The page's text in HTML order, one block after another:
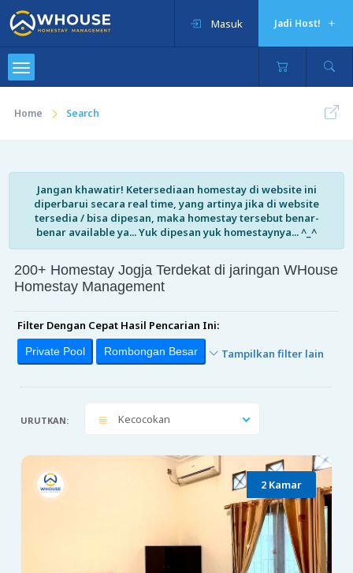
Jadi Host!
Masuk
Home Search
Jangan khawatir! Ketersediaan homestay di website ini
diperbarui secara real time, yang artinya jika di website
tersedia / bisa dipesan, maka homestay tersebut benar-
benar available ya... Yuk dipesan yuk homestaynya... ^_^
200+ Homestay Jogja Terdekat di jaringan WHouse
Homestay Management
Filter Dengan Cepat Hasil Pencarian Ini:
Private Pool Rombongan Besar Tampilkan filter lain
URUTKAN: Kecocokan
2 Kamar